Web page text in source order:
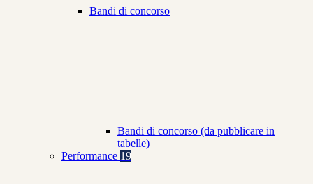
Bandi di concorso
Bandi di concorso (da pubblicare in
tabelle)
Performance 19